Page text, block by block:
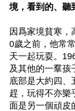
境，看到的、聽
因爲家境貧寒，
0歲之前，他常
天一起玩耍。
及其他的一羣孩
底部是大約四、
趕，玩得不亦樂
面是另一個頑皮